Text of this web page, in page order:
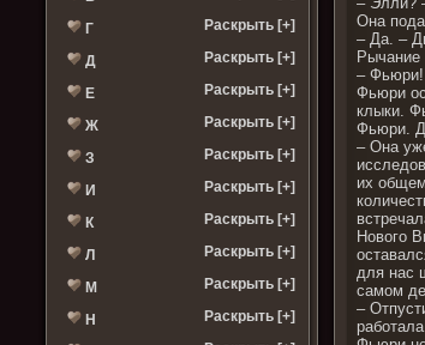
Г Раскрыть [+]
Д Раскрыть [+]
Е Раскрыть [+]
Ж Раскрыть [+]
З Раскрыть [+]
И Раскрыть [+]
К Раскрыть [+]
Л Раскрыть [+]
М Раскрыть [+]
Н Раскрыть [+]
Она
– Да. –
Рычание
– Фьюри!
Фьюри
клыки.
Фьюри.
– Она
их
Нового
для нас
самом
–